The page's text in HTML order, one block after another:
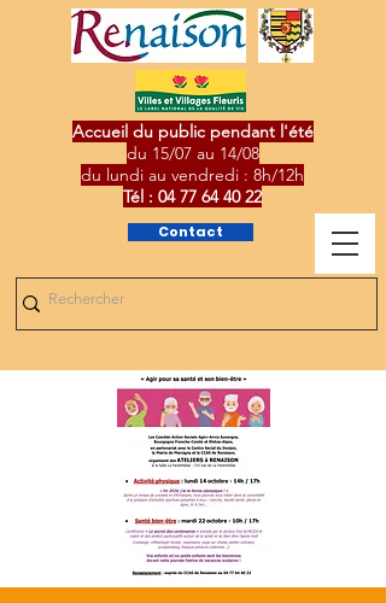
Contact
Accueil du public pendant l'été
du 15/07 au 14/08
du lundi au vendredi : 8h/12h
Tél : 04 77 64 40 22